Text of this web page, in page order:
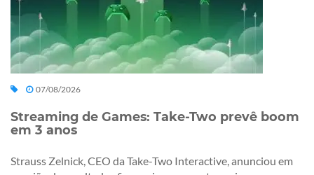
07/08/2026
Streaming de Games: Take-Two prevê boom
em 3 anos
Strauss Zelnick, CEO da Take-Two Interactive, anunciou em